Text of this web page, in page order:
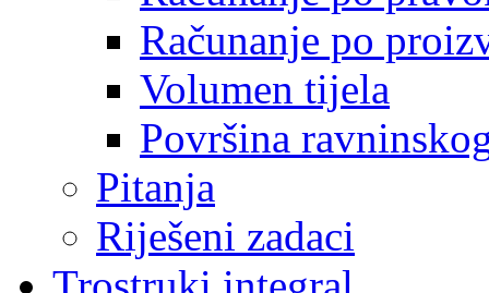
Računanje po
Volumen tijela
Površina
Pitanja
Riješeni zadaci